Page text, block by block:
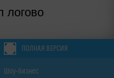
логово
ПОЛНАЯ ВЕРСИЯ
Шоу-бизнес